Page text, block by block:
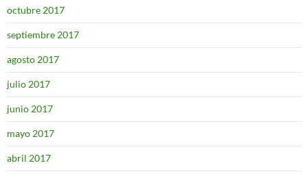
octubre 2017
septiembre 2017
agosto 2017
julio 2017
junio 2017
mayo 2017
abril 2017